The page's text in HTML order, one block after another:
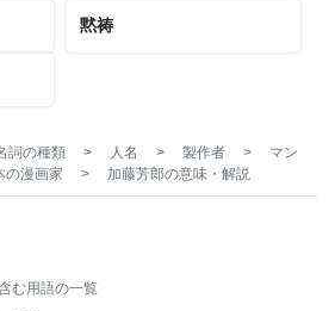
黙祷
詞の種類 > 人名 > 製作者 >
マン
の漫画家 > 加藤芳郎の意味・解説
む用語の一覧